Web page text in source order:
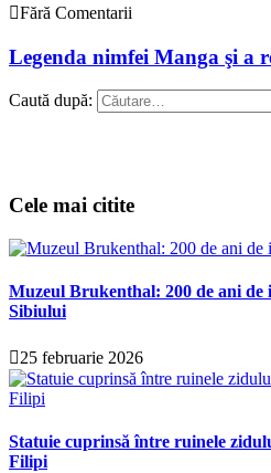
Fără Comentarii
Legenda nimfei Manga şi a
Caută după:
Cele mai citite
Muzeul Brukenthal: 200 de ani de
Sibiului
25 februarie 2026
Statuie cuprinsă între ruinele
Filipi